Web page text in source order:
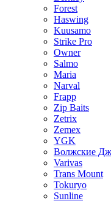
Forest
Haswing
Kuusamo
Strike Pro
Owner
Salmo
Maria
Narval
Frapp
Zip Baits
Zetrix
Zemex
YGK
Волжские
Varivas
Trans Mount
Tokuryo
Sunline